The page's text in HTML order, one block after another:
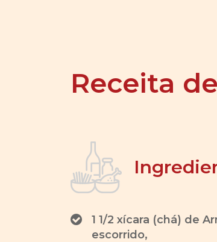
Receita
1 1/2 xícara (chá) de
escorrido,